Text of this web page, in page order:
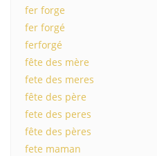
fer forge
fer forgé
ferforgé
fête des mère
fete des meres
fête des père
fete des peres
fête des pères
fete maman